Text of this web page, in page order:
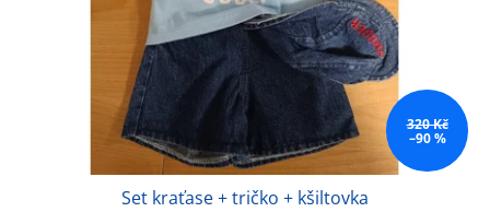
320 Kč
–90 %
Set kraťase + tričko + kšiltovka